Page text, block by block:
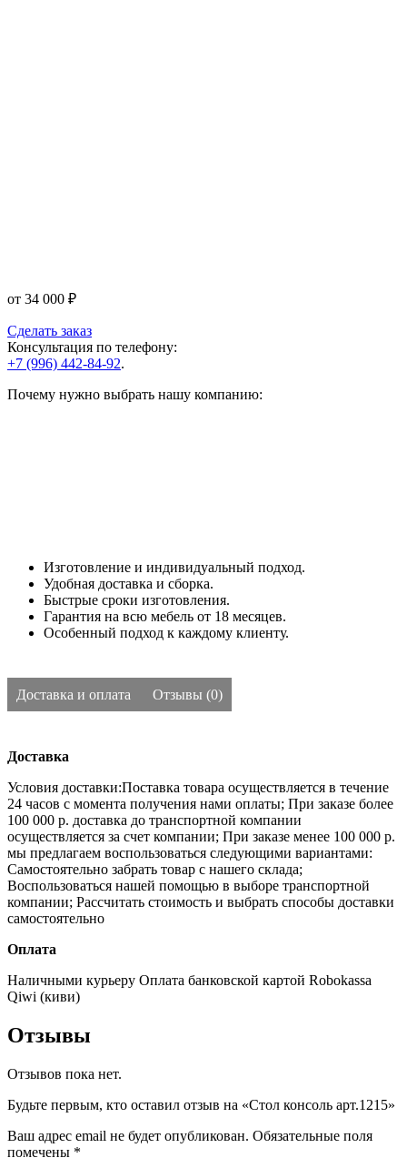
от 34 000 ₽
Сделать заказ
Консультация по телефону:
+7 (996) 442-84-92.
Почему нужно выбрать нашу компанию:
Изготовление и индивидуальный подход.
Удобная доставка и сборка.
Быстрые сроки изготовления.
Гарантия на всю мебель от 18 месяцев.
Особенный подход к каждому клиенту.
Доставка и оплата Отзывы (0)
Доставка
Условия доставки:Поставка товара осуществляется в течение
24 часов с момента получения нами оплаты; При заказе более
100 000 р. доставка до транспортной компании
осуществляется за счет компании; При заказе менее 100 000 р.
мы предлагаем воспользоваться следующими вариантами:
Самостоятельно забрать товар с нашего склада;
Воспользоваться нашей помощью в выборе транспортной
компании; Рассчитать стоимость и выбрать способы доставки
самостоятельно
Оплата
Наличными курьеру Оплата банковской картой Robokassa
Qiwi (киви)
Отзывы
Отзывов пока нет.
Будьте первым, кто оставил отзыв на «Стол консоль арт.1215»
Ваш адрес email не будет опубликован. Обязательные поля
помечены *